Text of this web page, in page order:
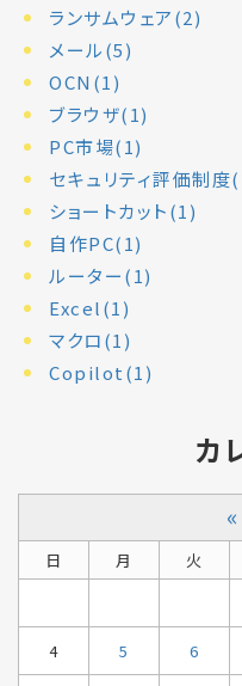
ランサムウェア(2)
メール(5)
OCN(1)
ブラウザ(1)
PC市場(1)
セキュリティ評価制度
ショートカット(1)
自作PC(1)
ルーター(1)
Excel(1)
マクロ(1)
Copilot(1)
カ
«
日 月 火
4 5 6